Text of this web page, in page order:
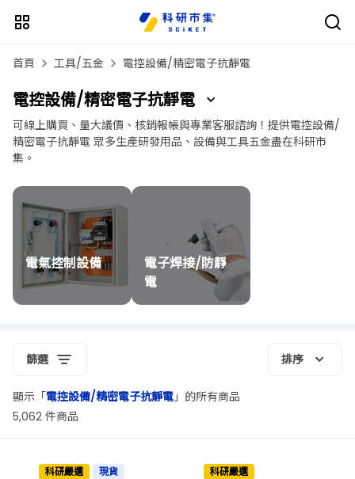
首頁 工具/五金 電控設備/精密電子抗靜電
電控設備/精密電子抗靜電
可線上購買、量大議價、核銷報帳與專業客服諮詢！提供電控設備/
精密電子抗靜電 眾多生產研發用品、設備與工具五金盡在科研市
集。
電氣控制設備
電子焊接/防靜
電
篩選 排序
顯示「電控設備/精密電子抗靜電」的所有商品
5,062 件商品
科研嚴選 現貨 科研嚴選